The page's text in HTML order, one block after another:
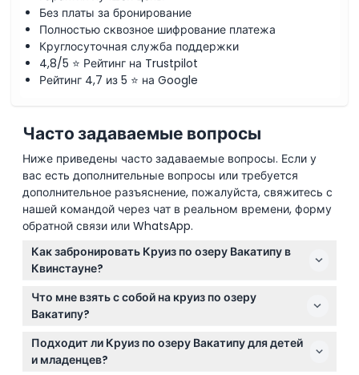
Без платы за бронирование
Полностью сквозное шифрование платежа
Круглосуточная служба поддержки
4,8/5 ⭐ Рейтинг на Trustpilot
Рейтинг 4,7 из 5 ⭐ на Google
Часто задаваемые вопросы
Ниже приведены часто задаваемые вопросы. Если у
вас есть дополнительные вопросы или требуется
дополнительное разъяснение, пожалуйста, свяжитесь с
нашей командой через чат в реальном времени, форму
обратной связи или WhatsApp.
Как забронировать Круиз по озеру Вакатипу в
Квинстауне?
Вы можете легко забронировать место онлайн
прямо на этом сайте, выбрав предпочтительную
дату и время отправления. Наличие мест
отображается во время процесса бронирования,
чтобы вы могли выбрать самый удобный для вас
Что мне взять с собой на круиз по озеру
Вакатипу?
Одевайтесь в соответствии с погодой, так как круиз
проходит на открытом воздухе — удобны
многослойная одежда и непромокаемая куртка. Не
Подходит ли Круиз по озеру Вакатипу для детей
и младенцев?